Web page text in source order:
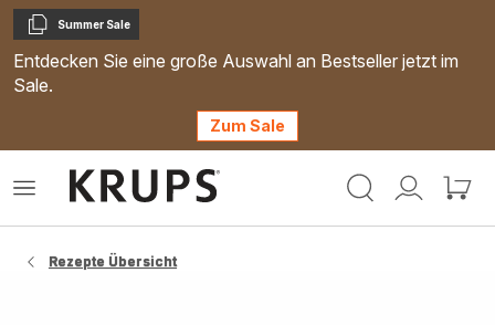
Kopieren
Summer Sale
Entdecken Sie eine große Auswahl an Bestseller jetzt im
Sale.
Zum Sale
Mein
Mein
Das
Rezepte Übersicht